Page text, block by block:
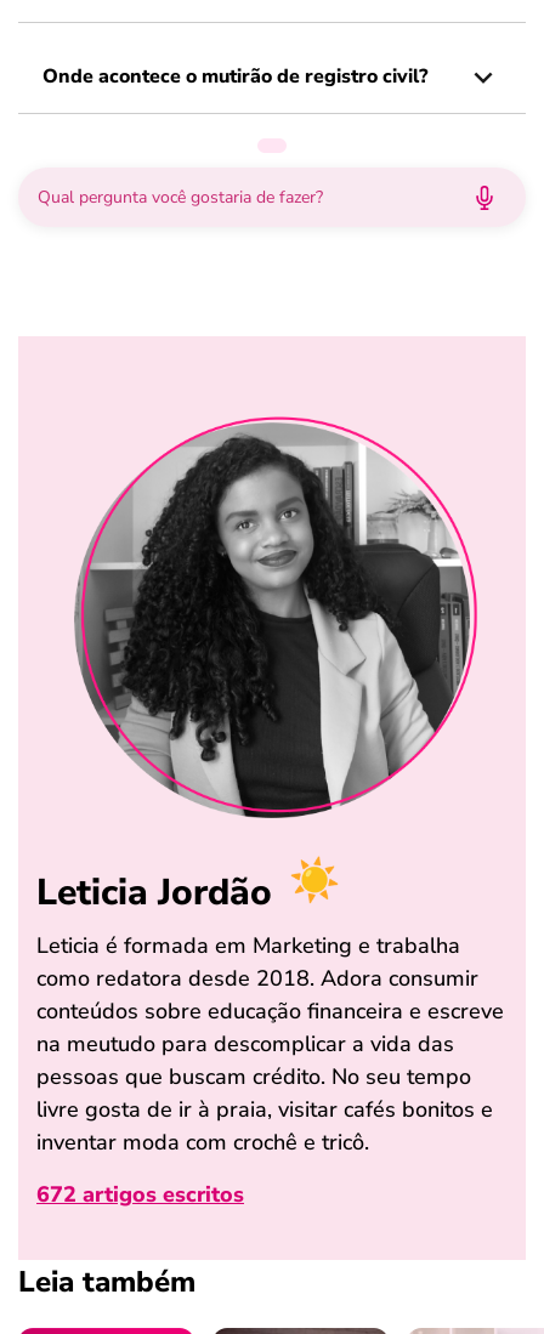
Onde acontece o mutirão de registro civil?
Leticia Jordão
Leticia é formada em Marketing e trabalha
como redatora desde 2018. Adora consumir
conteúdos sobre educação financeira e escreve
na meutudo para descomplicar a vida das
pessoas que buscam crédito. No seu tempo
livre gosta de ir à praia, visitar cafés bonitos e
inventar moda com crochê e tricô.
672 artigos escritos
Leia também